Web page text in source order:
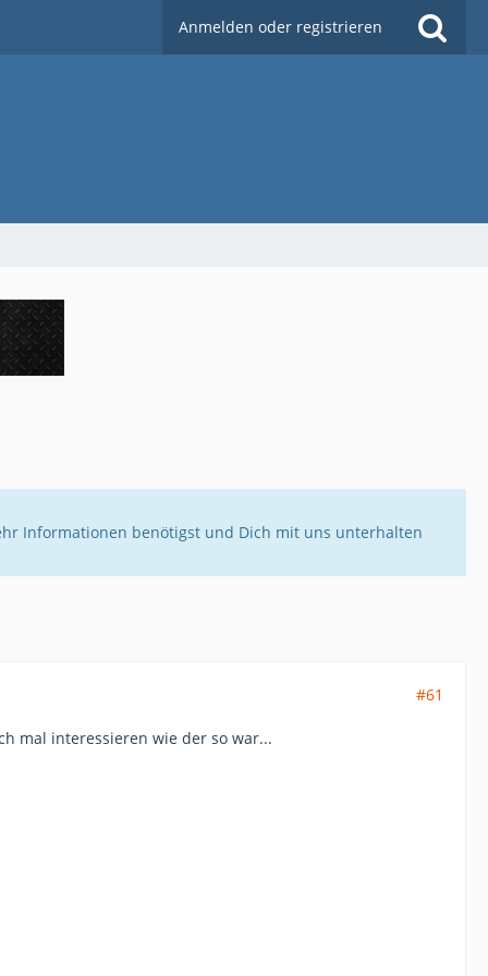
Anmelden oder registrieren
Informationen benötigst und Dich mit uns unterhalten
#61
mal interessieren wie der so war...